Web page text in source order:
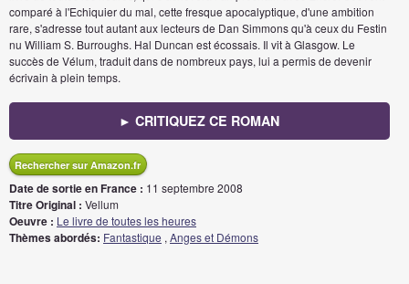
comparé à l'Echiquier du mal, cette fresque apocalyptique, d'une ambition
rare, s'adresse tout autant aux lecteurs de Dan Simmons qu'à ceux du Festin
nu William S. Burroughs. Hal Duncan est écossais. Il vit à Glasgow. Le
succès de Vélum, traduit dans de nombreux pays, lui a permis de devenir
écrivain à plein temps.
► CRITIQUEZ CE ROMAN
Rechercher sur Amazon.fr
Date de sortie en France : 11 septembre 2008
Titre Original : Vellum
Oeuvre : Le livre de toutes les heures
Thèmes abordés: Fantastique , Anges et Démons